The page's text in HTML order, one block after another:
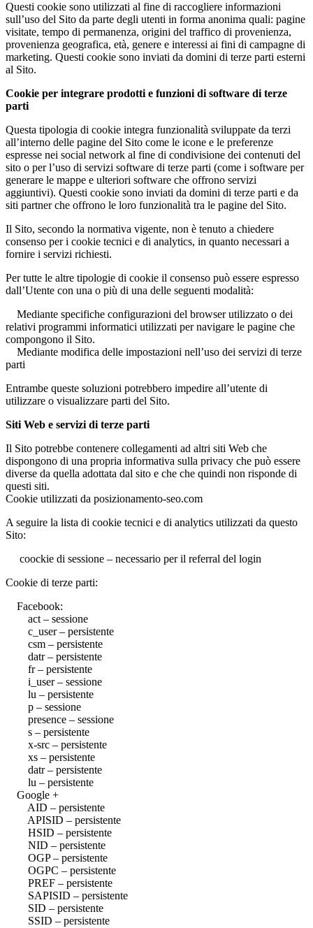
Questi cookie sono utilizzati al fine di raccogliere informazioni
sull’uso del Sito da parte degli utenti in forma anonima quali: pagine
visitate, tempo di permanenza, origini del traffico di provenienza,
provenienza geografica, età, genere e interessi ai fini di campagne di
marketing. Questi cookie sono inviati da domini di terze parti esterni
al Sito.
Cookie per integrare prodotti e funzioni di software di terze
parti
Questa tipologia di cookie integra funzionalità sviluppate da terzi
all’interno delle pagine del Sito come le icone e le preferenze
espresse nei social network al fine di condivisione dei contenuti del
sito o per l’uso di servizi software di terze parti (come i software per
generare le mappe e ulteriori software che offrono servizi
aggiuntivi). Questi cookie sono inviati da domini di terze parti e da
siti partner che offrono le loro funzionalità tra le pagine del Sito.
Il Sito, secondo la normativa vigente, non è tenuto a chiedere
consenso per i cookie tecnici e di analytics, in quanto necessari a
fornire i servizi richiesti.
Per tutte le altre tipologie di cookie il consenso può essere espresso
dall’Utente con una o più di una delle seguenti modalità:
Mediante specifiche configurazioni del browser utilizzato o dei
relativi programmi informatici utilizzati per navigare le pagine che
compongono il Sito.
Mediante modifica delle impostazioni nell’uso dei servizi di terze
parti
Entrambe queste soluzioni potrebbero impedire all’utente di
utilizzare o visualizzare parti del Sito.
Siti Web e servizi di terze parti
Il Sito potrebbe contenere collegamenti ad altri siti Web che
dispongono di una propria informativa sulla privacy che può essere
diverse da quella adottata dal sito e che che quindi non risponde di
questi siti.
Cookie utilizzati da posizionamento-seo.com
A seguire la lista di cookie tecnici e di analytics utilizzati da questo
Sito:
coockie di sessione – necessario per il referral del login
Cookie di terze parti:
Facebook:
act – sessione
c_user – persistente
csm – persistente
datr – persistente
fr – persistente
i_user – sessione
lu – persistente
p – sessione
presence – sessione
s – persistente
x-src – persistente
xs – persistente
datr – persistente
lu – persistente
Google +
AID – persistente
APISID – persistente
HSID – persistente
NID – persistente
OGP – persistente
OGPC – persistente
PREF – persistente
SAPISID – persistente
SID – persistente
SSID – persistente